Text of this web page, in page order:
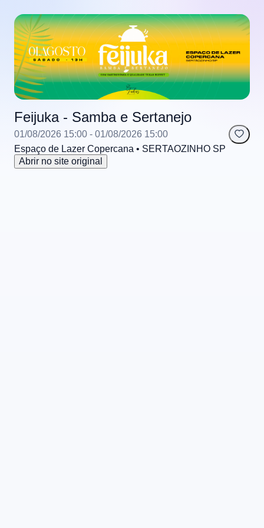
Feijuka - Samba e Sertanejo
01/08/2026 15:00 - 01/08/2026 15:00
Espaço de Lazer Copercana • SERTAOZINHO SP
Abrir no site original